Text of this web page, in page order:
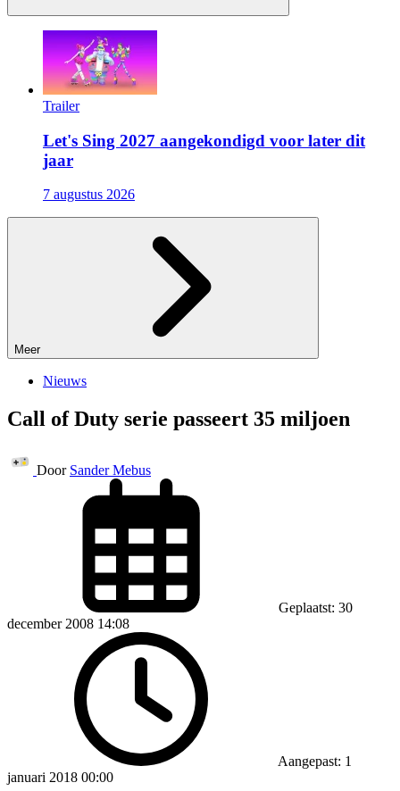
Trailer
Let's Sing 2027 aangekondigd voor later dit
jaar
7 augustus 2026
Meer
Nieuws
Call of Duty serie passeert 35 miljoen
Door Sander Mebus
Geplaatst: 30
december 2008 14:08
Aangepast: 1
januari 2018 00:00